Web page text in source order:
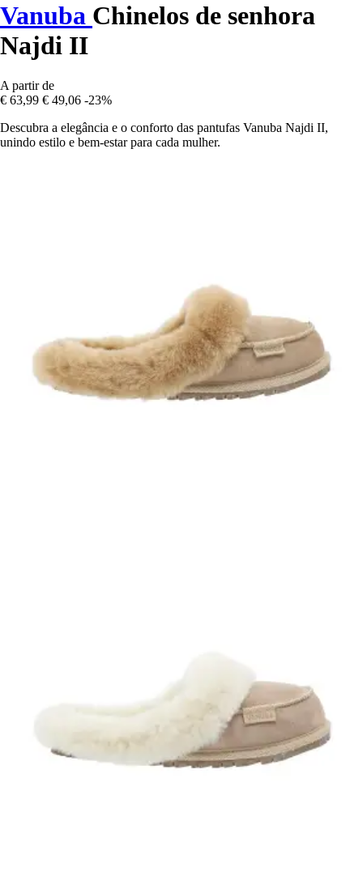
Vanuba Chinelos de senhora
Najdi II
A partir de
€ 63,99 € 49,06 -23%
Descubra a elegância e o conforto das pantufas Vanuba Najdi II,
unindo estilo e bem-estar para cada mulher.